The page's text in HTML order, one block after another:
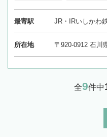
最寄駅 JR・IRいしかわ
所在地 〒920-0912 石川
全9件中